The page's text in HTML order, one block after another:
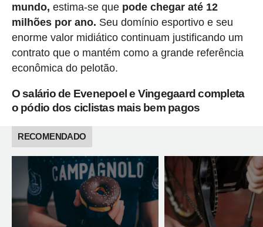
mundo, estima-se que pode chegar até 12
milhões por ano. Seu domínio esportivo e seu
enorme valor midiático continuam justificando um
contrato que o mantém como a grande referência
econômica do pelotão.
O salário de Evenepoel e Vingegaard completa
o pódio dos ciclistas mais bem pagos
RECOMENDADO